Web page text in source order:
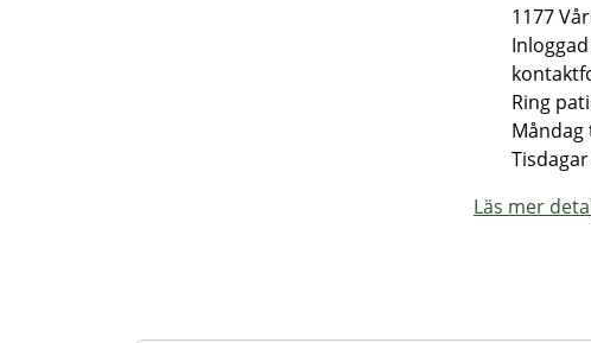
1177
Ring
Måndag
Läs mer